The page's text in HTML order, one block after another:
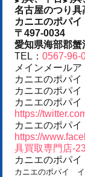
名古屋のつり具
カニエのポパイ
〒497-0034
愛知県海部郡
TEL： 0567-96-
メインメールア
カニエのポパ
カニエのポパ
カニエのポ
https://
カニエのポパ
https://
具買取専門店-
カニエのポパ
カニエのポパイ イ